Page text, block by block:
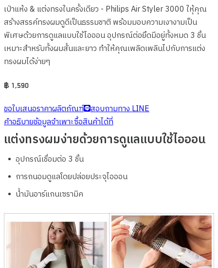
เป่าแห้ง & แต่งทรงในครั้งเดียว - Philips Air Styler 3000 ใหุ้คุณ
สร้างสรรค์ทรงผมดูดีเป็นธรรมชาติ พร้อมมอบความเงางามเป็น
พิเศษด้วยการดูแลแบบใช้ไอออน อุปกรณ์ต่อยึดมีอยู่ทั้งหมด 3 ชิ้น
เหมาะสำหรับทั้งผมสั้นและยาว ทำให้คุณเพลิดเพลินไปกับการแต่ง
ทรงผมได้ง่ายๆ
฿ 1,590
ขอใบเสนอราคาผลิตภัณฑ์ สอบถามทาง LINE
คำอธิบายข้อมูลจำเพาะซื้อสินค้าได้ที่
แต่งทรงผมง่ายด้วยการดูแลแบบใช้ไอออน
อุปกรณ์เชื่อมต่อ 3 ชิ้น
การถนอมดูแลโดยปล่อยประจุไอออน
น้ำมันอาร์แกนเซรามิค